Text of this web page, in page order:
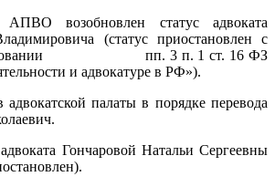
возобновлен статус адвоката
(статус приостановлен с
основании пп. 3 п. 1 ст. 16 ФЗ
и адвокатуре в РФ»).
палаты в порядке перевода
Гончаровой Натальи Сергеевны